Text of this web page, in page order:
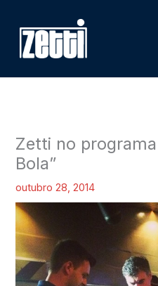
para
conteúdo
Zetti no
Bola”
outubro 28, 2014
e
a
r